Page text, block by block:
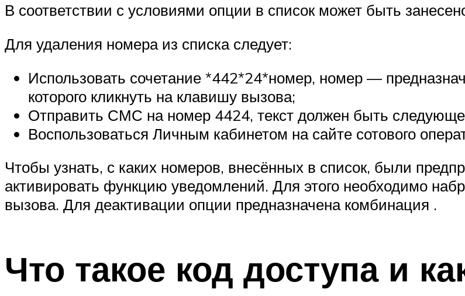
В соответствии с условиями опции в список может быть
Для удаления номера из списка следует:
Использовать сочетание *442*24*номер, номер —
которого кликнуть на клавишу вызова;
Отправить СМС на номер 4424, текст должен быть
Воспользоваться Личным кабинетом на сайте сотового
Чтобы узнать, с каких номеров, внесённых в список, были
активировать функцию уведомлений. Для этого необходимо
вызова. Для деактивации опции предназначена комбинация .
Что такое код доступа и